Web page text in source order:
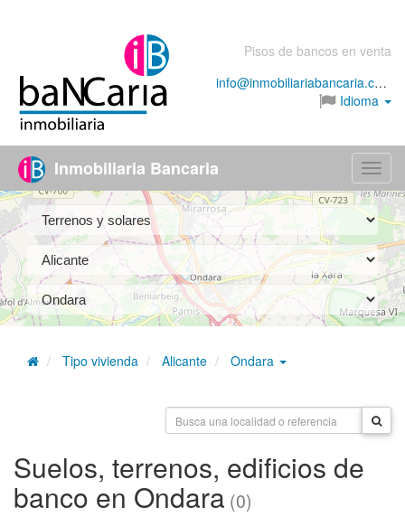
Pisos de bancos en venta
info@inmobiliariabancaria.com
Idioma
Menú
Inmobiliaria Bancaria
Tipo vivienda Alicante Ondara
Suelos, terrenos, edificios de
banco en Ondara (0)